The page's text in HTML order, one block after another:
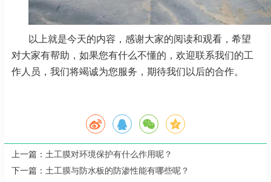
以上就是今天的内容，感谢大家的阅读和观看，希望
对大家有帮助，如果您有什么不懂的，欢迎联系我们的工
作人员，我们将竭诚为您服务，期待我们以后的合作。
上一篇： 土工膜对环境保护有什么作用呢？
下一篇： 土工膜与防水板的防渗性能有哪些呢？